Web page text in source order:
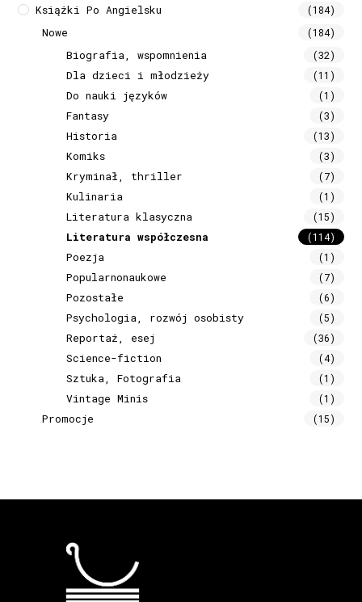
Książki Po Angielsku (184)
Nowe (184)
Biografia, wspomnienia (32)
Dla dzieci i młodzieży (11)
Do nauki języków (1)
Fantasy (3)
Historia (13)
Komiks (3)
Kryminał, thriller (7)
Kulinaria (1)
Literatura klasyczna (15)
Literatura współczesna (114)
Poezja (1)
Popularnonaukowe (7)
Pozostałe (6)
Psychologia, rozwój osobisty (5)
Reportaż, esej (36)
Science-fiction (4)
Sztuka, Fotografia (1)
Vintage Minis (1)
Promocje (15)